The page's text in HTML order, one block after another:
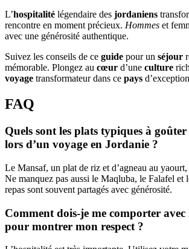
L’hospitalité légendaire des jordaniens
rencontre en moment précieux. Hommes et
avec une générosité authentique.
Suivez les conseils de ce guide pour un séjour
mémorable. Plongez au cœur d’une culture
voyage transformateur dans ce pays
FAQ
Quels sont les plats typiques à
lors d’un voyage en Jordanie ?
Le Mansaf, un plat de riz et d’agneau au
Ne manquez pas aussi le Maqluba, le Falafel et
repas sont souvent partagés avec générosité.
Comment dois-je me comporter avec
pour montrer mon respect ?